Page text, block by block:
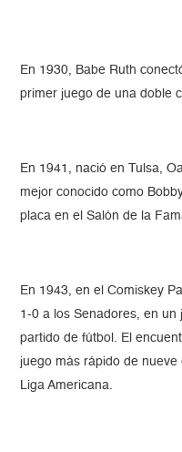
En 1930, Babe Ruth
primer juego de una doble
En 1941, nació en Tulsa,
mejor conocido como
placa en el Salón de la
En 1943, en el Comiskey
1-0 a los Senadores, en
partido de fútbol. El
juego más rápido de
Liga Americana.